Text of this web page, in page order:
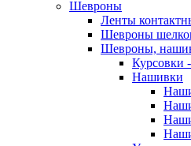
Шевроны
Ленты
Шевроны
Шевроны,
Курсовки -
Нашивки